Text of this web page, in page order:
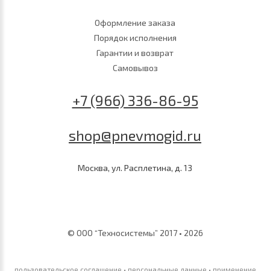
Оформление заказа
Порядок исполнения
Гарантии и возврат
Самовывоз
+7 (966) 336-86-95
shop@pnevmogid.ru
Москва, ул. Расплетина, д. 13
© ООО “Техносистемы” 2017 • 2026
пользовательское соглашение • персональные данные • применение